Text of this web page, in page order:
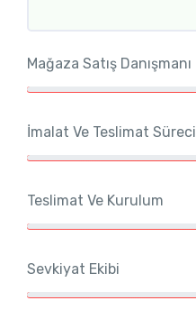
Mağaza Satış Danışmanı
İmalat Ve Teslimat Süreci
Teslimat Ve Kurulum
Sevkiyat Ekibi